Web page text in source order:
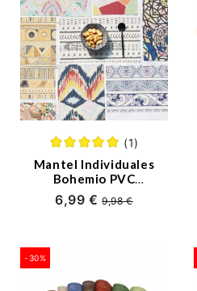
(1)
Mantel Individuales
Bohemio PVC
Rectangular
6,99 €9,98 €
-30%